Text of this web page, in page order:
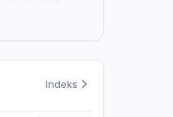
Indeks